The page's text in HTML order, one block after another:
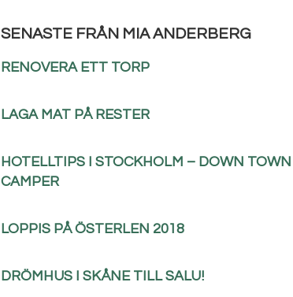
SENASTE FRÅN MIA ANDERBERG
RENOVERA ETT TORP
LAGA MAT PÅ RESTER
HOTELLTIPS I STOCKHOLM – DOWN TOWN
CAMPER
LOPPIS PÅ ÖSTERLEN 2018
DRÖMHUS I SKÅNE TILL SALU!